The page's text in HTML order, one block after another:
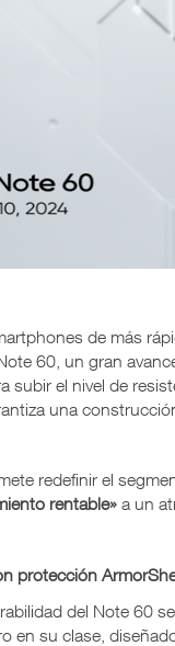
de más
60, un gran
subir el nivel de
una
redefinir el
rentable» a un
protección
del Note 60
en su clase,